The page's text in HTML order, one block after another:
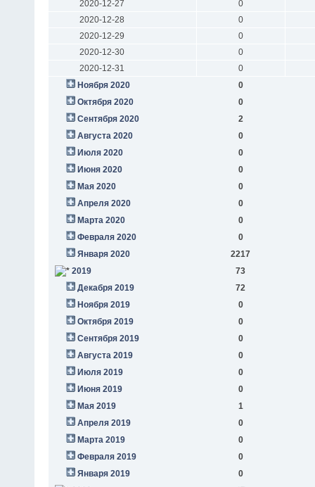
2020-12-27
0
2020-12-28
0
2020-12-29
0
2020-12-30
0
2020-12-31
0
Ноября 2020
0
Октября 2020
0
Сентября 2020
2
Августа 2020
0
Июля 2020
0
Июня 2020
0
Мая 2020
0
Апреля 2020
0
Марта 2020
0
Февраля 2020
0
Января 2020
2217
2019
73
Декабря 2019
72
Ноября 2019
0
Октября 2019
0
Сентября 2019
0
Августа 2019
0
Июля 2019
0
Июня 2019
0
Мая 2019
1
Апреля 2019
0
Марта 2019
0
Февраля 2019
0
Января 2019
0